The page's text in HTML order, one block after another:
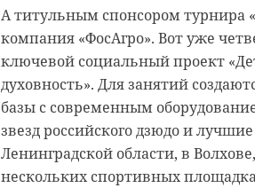
А титульным спонсором турнира
компания «ФосАгро». Вот уже
ключевой социальный проект
духовность». Для занятий
базы с современным
звезд российского дзюдо и
Ленинградской области, в
нескольких спортивных